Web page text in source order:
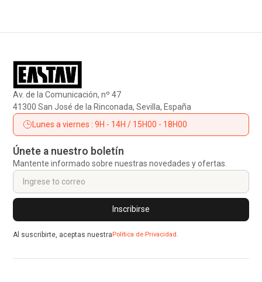
Av. de la Comunicación, nº 47
41300 San José de la Rinconada, Sevilla, España
Lunes a viernes : 9H - 14H / 15H00 - 18H00
Únete a nuestro boletín
Mantente informado sobre nuestras novedades y ofertas.
Al suscribirte, aceptas nuestraPolítica de Privacidad.